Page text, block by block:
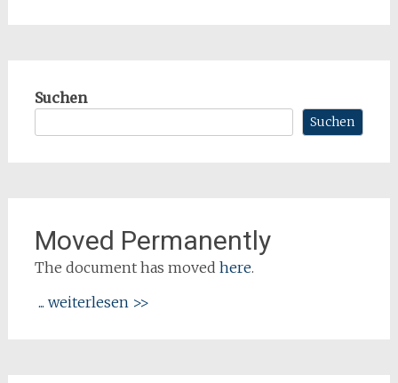
Suchen
Suchen
Moved Permanently
The document has moved here.
... weiterlesen >>